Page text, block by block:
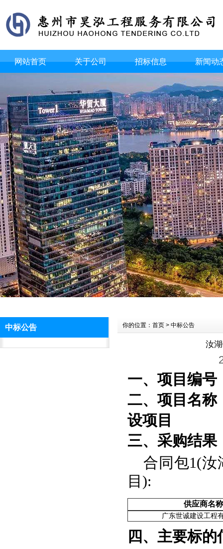
网站首页 关于公司 招标信息 新闻动
中标公告 你的位置：首页 > 中标公告
汝
一、项目编号
二、项目名称
设项目
三、采购结果
合同包1(汝
目):
供应商名称
广东世诚建设工程
四、主要标的